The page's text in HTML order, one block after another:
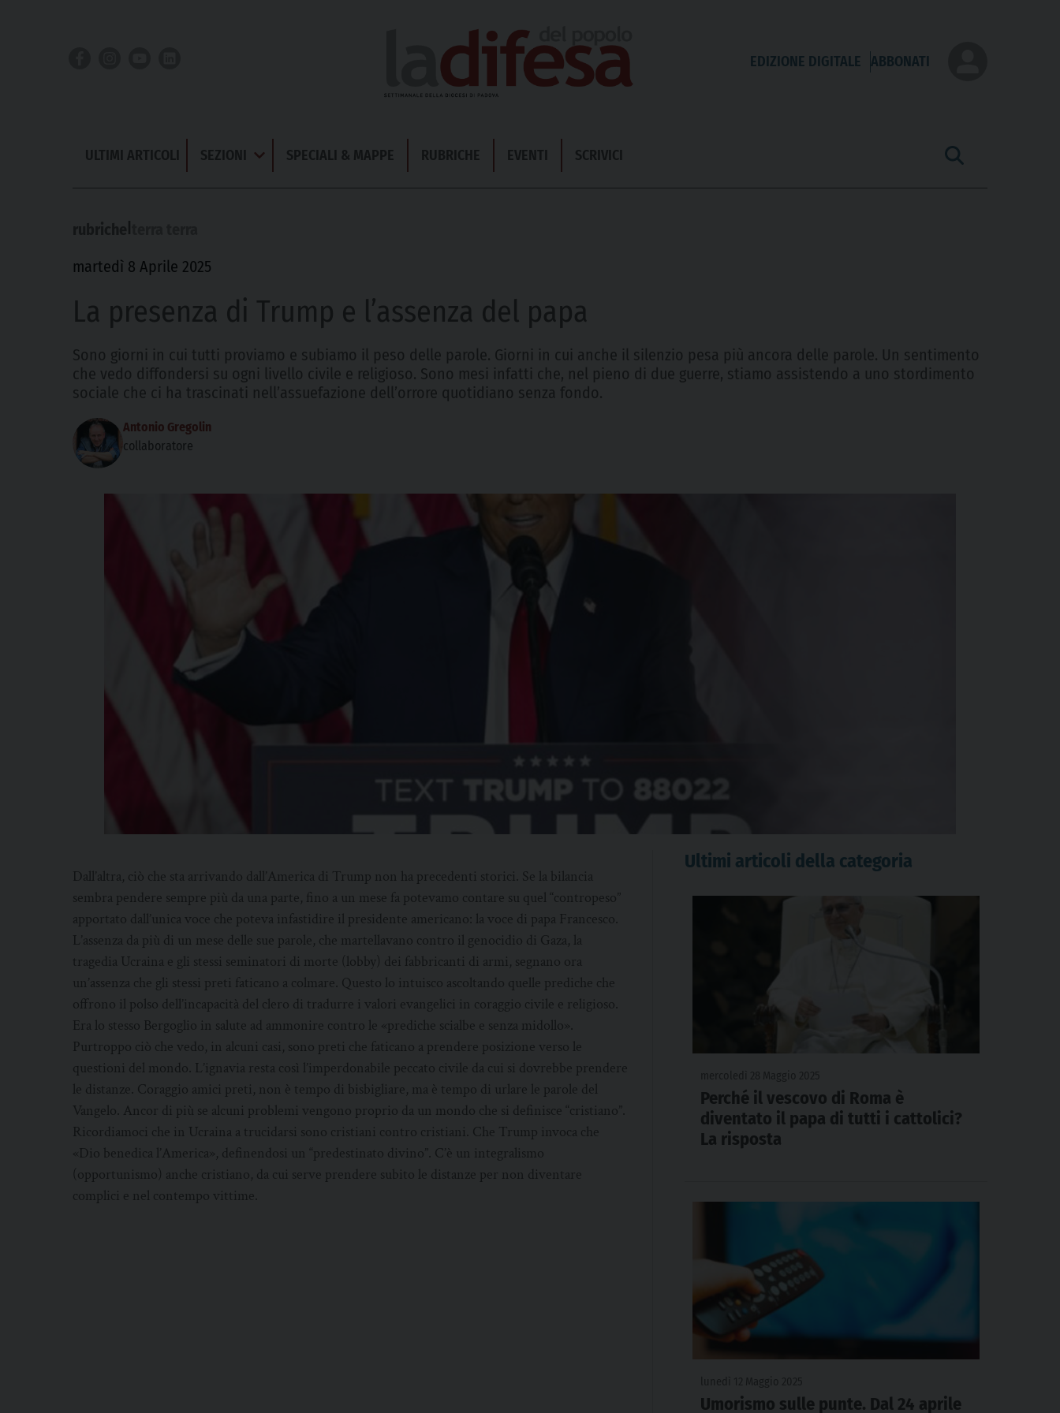
EDIZIONE DIGITALE ABBONATI
ULTIMI ARTICOLI SEZIONI
Apri
Menu
SPECIALI & MAPPE RUBRICHE EVENTI SCRIVICI
martedì 8 Aprile 2025
La presenza di Trump e l’assenza del papa
Sono giorni in cui tutti proviamo e subiamo il peso delle parole. Giorni in cui anche il silenzio pesa più ancora delle parole. Un sentimento
che vedo diffondersi su ogni livello civile e religioso. Sono mesi infatti che, nel pieno di due guerre, stiamo assistendo a uno stordimento
sociale che ci ha trascinati nell’assuefazione dell’orrore quotidiano senza fondo.
Antonio Gregolin
collaboratore
Dall’altra, ciò che sta arrivando dall’America di Trump non ha precedenti storici. Se la bilancia
sembra pendere sempre più da una parte, fino a un mese fa potevamo contare su quel “contropeso”
apportato dall’unica voce che poteva infastidire il presidente americano: la voce di papa Francesco.
L’assenza da più di un mese delle sue parole, che martellavano contro il genocidio di Gaza, la
tragedia Ucraina e gli stessi seminatori di morte (lobby) dei fabbricanti di armi, segnano ora
un’assenza che gli stessi preti faticano a colmare. Questo lo intuisco ascoltando quelle prediche che
offrono il polso dell’incapacità del clero di tradurre i valori evangelici in coraggio civile e religioso.
Era lo stesso Bergoglio in salute ad ammonire contro le «prediche scialbe e senza midollo».
Purtroppo ciò che vedo, in alcuni casi, sono preti che faticano a prendere posizione verso le
questioni del mondo. L’ignavia resta così l’imperdonabile peccato civile da cui si dovrebbe prendere
le distanze. Coraggio amici preti, non è tempo di bisbigliare, ma è tempo di urlare le parole del
Vangelo. Ancor di più se alcuni problemi vengono proprio da un mondo che si definisce “cristiano”.
Ricordiamoci che in Ucraina a trucidarsi sono cristiani contro cristiani. Che Trump invoca che
«Dio benedica l’America», definendosi un “predestinato divino”. C’è un integralismo
(opportunismo) anche cristiano, da cui serve prendere subito le distanze per non diventare
complici e nel contempo vittime.
Ultimi articoli della categoria
Perché il vescovo di Roma è
diventato il papa di tutti i cattolici?
La risposta
Umorismo sulle punte. Dal 24 aprile